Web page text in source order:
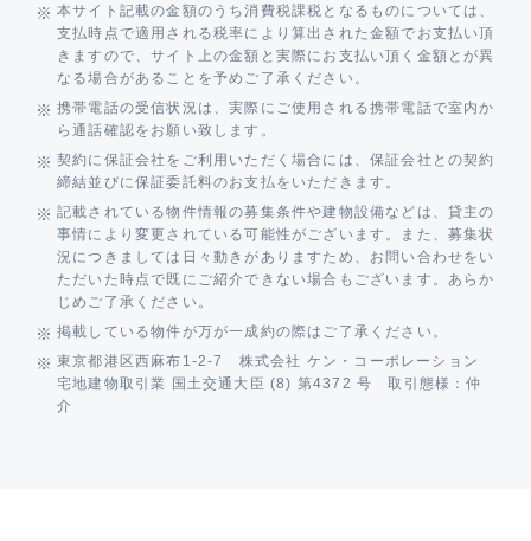
本サイト記載の金額のうち消費税課税となるものについては、
支払時点で適用される税率により算出された金額でお支払い頂
きますので、サイト上の金額と実際にお支払い頂く金額とが異
なる場合があることを予めご了承ください。
携帯電話の受信状況は、実際にご使用される携帯電話で室内か
ら通話確認をお願い致します。
契約に保証会社をご利用いただく場合には、保証会社との契約
締結並びに保証委託料のお支払をいただきます。
記載されている物件情報の募集条件や建物設備などは、貸主の
事情により変更されている可能性がございます。また、募集状
況につきましては日々動きがありますため、お問い合わせをい
ただいた時点で既にご紹介できない場合もございます。あらか
じめご了承ください。
掲載している物件が万が一成約の際はご了承ください。
東京都港区西麻布1-2-7 株式会社 ケン・コーポレーション
宅地建物取引業 国土交通大臣 (8) 第4372 号 取引態様：仲
介